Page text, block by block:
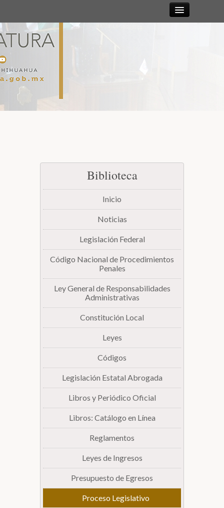
Junta de Coordinación Política
Comisiones
Biblioteca
Secretarías
Transparencia
Biblioteca
Inicio
Noticias
Legislación Federal
Código Nacional de Procedimientos
Penales
Ley General de Responsabilidades
Administrativas
Constitución Local
Leyes
Códigos
Legislación Estatal Abrogada
Libros y Periódico Oficial
Libros: Catálogo en Línea
Reglamentos
Leyes de Ingresos
Presupuesto de Egresos
Proceso Legislativo